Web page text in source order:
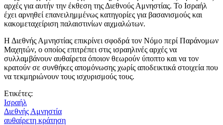
αρχές για αυτήν την έκθεση της Διεθνούς Αμνηστίας. Το Ισραήλ
έχει αρνηθεί επανειλημμένως κατηγορίες για βασανισμούς και
κακομεταχείριση παλαιστινίων αιχμαλώτων.
Η Διεθνής Αμνηστίας επικρίνει σφοδρά τον Νόμο περί Παράνομων
Μαχητών, ο οποίος επιτρέπει στις ισραηλινές αρχές να
συλλαμβάνουν αυθαίρετα όποιον θεωρούν ύποπτο και να τον
κρατούν σε συνθήκες απομόνωσης χωρίς αποδεικτικά στοιχεία που
να τεκμηριώνουν τους ισχυρισμούς τους.
Ετικέτες:
Ισραήλ
Διεθνής Αμνηστία
αυθαίρετη κράτηση